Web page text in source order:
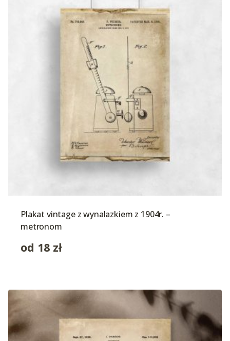
Plakat vintage z wynalazkiem z 1904r. –
metronom
od 18 zł